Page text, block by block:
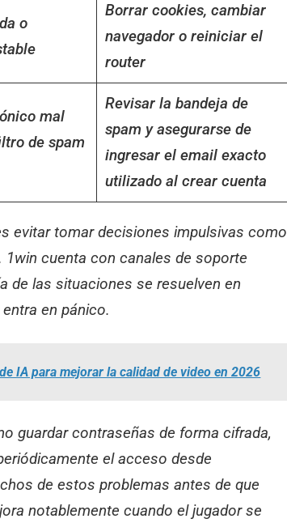
o
Borrar cookies, cambiar
navegador o reiniciar el
router
mal
de spam
Revisar la bandeja de
spam y asegurarse de
ingresar el email exacto
utilizado al crear cuenta
evitar tomar decisiones impulsivas como
cuenta con canales de soporte
de las situaciones se resuelven en
en pánico.
IA para mejorar la calidad de video en 2026
guardar contraseñas de forma cifrada,
el acceso desde
de estos problemas antes de que
notablemente cuando el jugador se